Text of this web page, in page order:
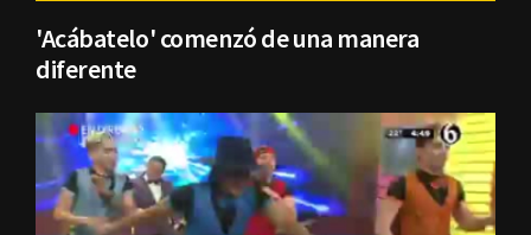
'Acábatelo' comenzó de una manera
diferente